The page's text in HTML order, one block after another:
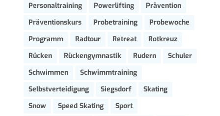
Personaltraining
Powerlifting
Prävention
Präventionskurs
Probetraining
Probewoche
Programm
Radtour Retreat
Rotkreuz
Rücken
Rückengymnastik Rudern
Schuler
Schwimmen
Schwimmtraining
Selbstverteidigung
Siegsdorf
Skating
Snow
Speed Skating
Sport